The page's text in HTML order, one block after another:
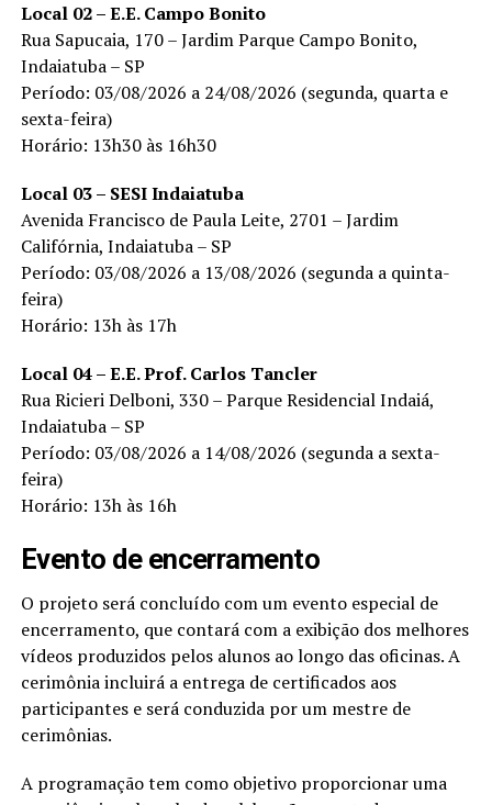
Local 02 – E.E. Campo Bonito
Rua Sapucaia, 170 – Jardim Parque Campo Bonito,
Indaiatuba – SP
Período: 03/08/2026 a 24/08/2026 (segunda, quarta e
sexta-feira)
Horário: 13h30 às 16h30
Local 03 – SESI Indaiatuba
Avenida Francisco de Paula Leite, 2701 – Jardim
Califórnia, Indaiatuba – SP
Período: 03/08/2026 a 13/08/2026 (segunda a quinta-
feira)
Horário: 13h às 17h
Local 04 – E.E. Prof. Carlos Tancler
Rua Ricieri Delboni, 330 – Parque Residencial Indaiá,
Indaiatuba – SP
Período: 03/08/2026 a 14/08/2026 (segunda a sexta-
feira)
Horário: 13h às 16h
Evento de encerramento
O projeto será concluído com um evento especial de
encerramento, que contará com a exibição dos melhores
vídeos produzidos pelos alunos ao longo das oficinas. A
cerimônia incluirá a entrega de certificados aos
participantes e será conduzida por um mestre de
cerimônias.
A programação tem como objetivo proporcionar uma